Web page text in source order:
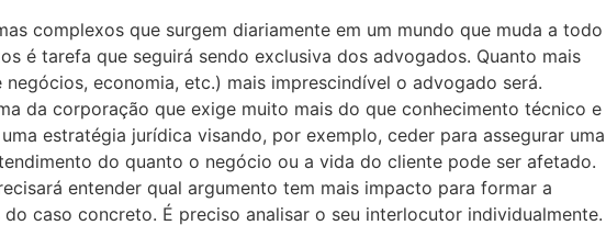
complexos que surgem diariamente em um mundo que muda a todo
é tarefa que seguirá sendo exclusiva dos advogados. Quanto mais
economia, etc.) mais imprescindível o advogado será.
da corporação que exige muito mais do que conhecimento técnico e
estratégia jurídica visando, por exemplo, ceder para assegurar uma
do quanto o negócio ou a vida do cliente pode ser afetado.
entender qual argumento tem mais impacto para formar a
caso concreto. É preciso analisar o seu interlocutor individualmente.